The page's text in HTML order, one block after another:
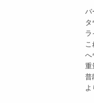
バ
ラ
へ
重
普